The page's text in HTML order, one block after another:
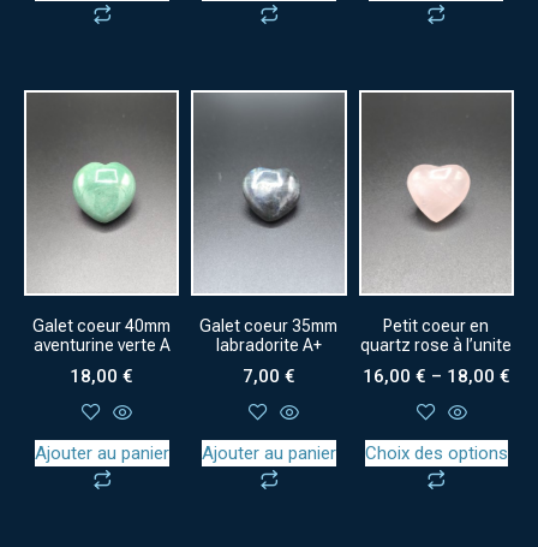
Galet coeur 40mm
aventurine verte A
18,00€
Ajouter au panier
Galet coeur 35mm
labradorite A+
7,00 €
Ajouter au panier
Petit coeur en
quartz rose à l’unite
16,00 € – 18,00 €
Choix des options